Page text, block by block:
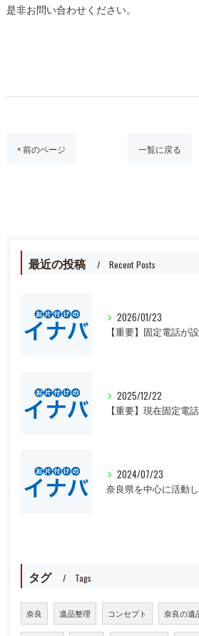
是非お問い合わせください。
< 前のページ 一覧に戻る
最近の投稿 Recent Posts
2026/01/23
【重要】固定電話が
2025/12/22
2024/07/23
タグ Tags
奈良 遺品整理 コンセプト 奈良の遺